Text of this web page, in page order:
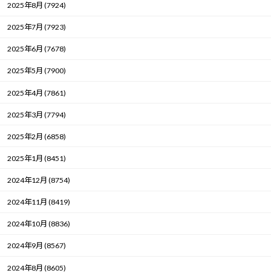
2025年8月 (7924)
2025年7月 (7923)
2025年6月 (7678)
2025年5月 (7900)
2025年4月 (7861)
2025年3月 (7794)
2025年2月 (6858)
2025年1月 (8451)
2024年12月 (8754)
2024年11月 (8419)
2024年10月 (8836)
2024年9月 (8567)
2024年8月 (8605)